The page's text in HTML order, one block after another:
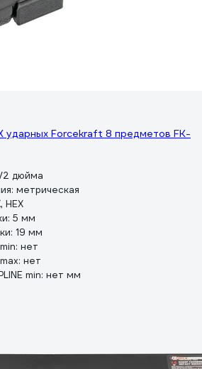
ударных Forcekraft 8 предметов FK-
2 дюйма
метрическая
HEX
5 мм
19 мм
нет
нет
min: нет мм